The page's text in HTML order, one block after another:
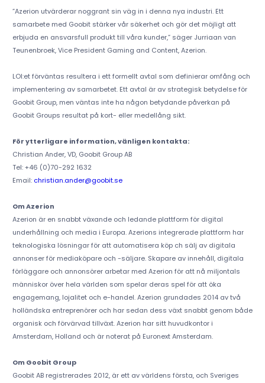
”Azerion utvärderar noggrant sin väg in i denna nya industri. Ett
samarbete med Goobit stärker vår säkerhet och gör det möjligt att
erbjuda en ansvarsfull produkt till våra kunder,” säger Jurriaan van
Teunenbroek, Vice President Gaming and Content, Azerion.
LOI:et förväntas resultera i ett formellt avtal som definierar omfång och
implementering av samarbetet. Ett avtal är av strategisk betydelse för
Goobit Group, men väntas inte ha någon betydande påverkan på
Goobit Groups resultat på kort- eller medellång sikt.
För ytterligare information, vänligen kontakta:
Christian Ander, VD, Goobit Group AB
Tel: +46 (0)70-292 1632
Email: christian.ander@goobit.se
Om Azerion
Azerion är en snabbt växande och ledande plattform för digital
underhållning och media i Europa. Azerions integrerade plattform har
teknologiska lösningar för att automatisera köp ch sälj av digitala
annonser för mediaköpare och -säljare. Skapare av innehåll, digitala
förläggare och annonsörer arbetar med Azerion för att nå miljontals
människor över hela världen som spelar deras spel för att öka
engagemang, lojalitet och e-handel. Azerion grundades 2014 av två
holländska entreprenörer och har sedan dess växt snabbt genom både
organisk och förvärvad tillväxt. Azerion har sitt huvudkontor i
Amsterdam, Holland och är noterat på Euronext Amsterdam.
Om Goobit Group
Goobit AB registrerades 2012, är ett av världens första, och Sveriges